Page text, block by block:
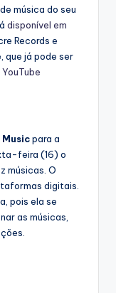
música do seu
disponível em
Records e
que já pode ser
para a
feira (16) o
músicas. O
digitais.
pois ela se
as músicas,